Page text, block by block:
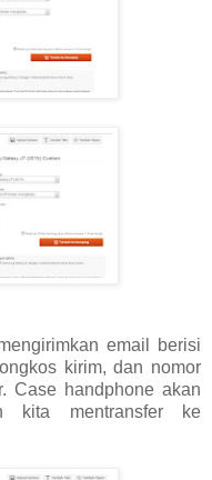
email berisi
kirim, dan nomor
Case handphone akan
kita mentransfer ke